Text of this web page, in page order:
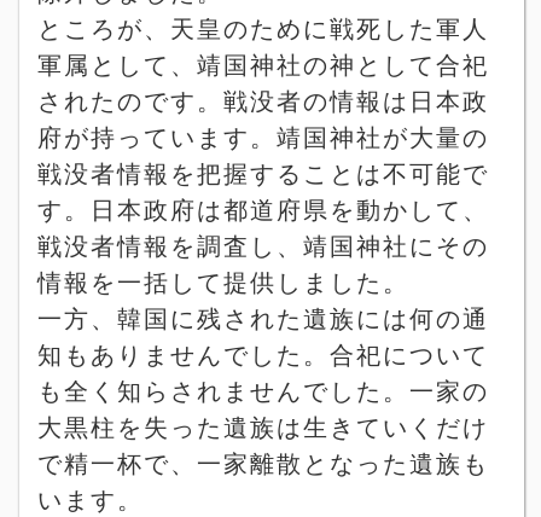
ところが、天皇のために戦死した軍人
軍属として、靖国神社の神として合祀
されたのです。戦没者の情報は日本政
府が持っています。靖国神社が大量の
戦没者情報を把握することは不可能で
す。日本政府は都道府県を動かして、
戦没者情報を調査し、靖国神社にその
情報を一括して提供しました。
一方、韓国に残された遺族には何の通
知もありませんでした。合祀について
も全く知らされませんでした。一家の
大黒柱を失った遺族は生きていくだけ
で精一杯で、一家離散となった遺族も
います。